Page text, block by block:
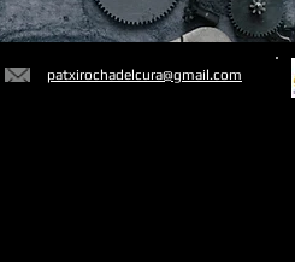
patxirochadelcura@gmail.com